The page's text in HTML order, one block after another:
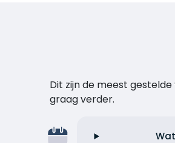
Dit zijn de meest
graag verder.